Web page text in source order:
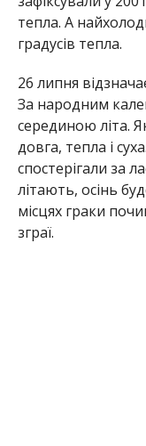
тепла. А
градусів тепла.
26 липня
За народним
серединою літа.
довга, тепла і
спостерігали за
літають, осінь
місцях граки
зграї.